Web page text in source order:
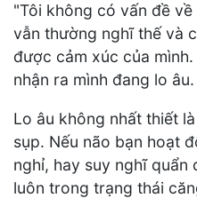
"Tôi không có vấn đề
vẫn thường nghĩ thế và
được cảm xúc của
nhận ra mình đang lo âu.
Lo âu không nhất thiết
sụp. Nếu não bạn hoạt
nghỉ, hay suy nghĩ quẩn
luôn trong trạng thái